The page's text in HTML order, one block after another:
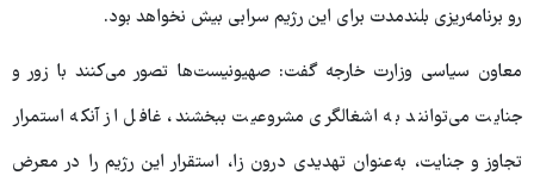
رو برنامه‌ریزی بلندمدت برای این رژیم سرابی بیش نخواهد بود.
معاون سیاسی وزارت خارجه گفت: صهیونیست‌ها تصور می‌کنند با زور و
جنایت می‌توانند به اشغالگری مشروعیت ببخشند، غافل از آنکه استمرار
تجاوز و جنایت، به‌عنوان تهدیدی درون زا، استقرار این رژیم را در معرض